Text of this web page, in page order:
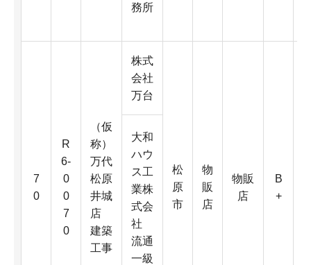
務所
7
0
R
6-
0
0
7
0
（仮
称）
万代
松原
井城
店
建築
工事
株式
会社
万台
松
原
市
物
販
店
物販
店
B
+
大和
ハウ
ス工
業株
式会
社
流通
一級